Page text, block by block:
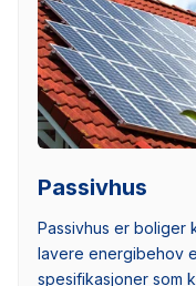
Passivhus
Passivhus er boliger
lavere energibehov
spesifikasjoner som